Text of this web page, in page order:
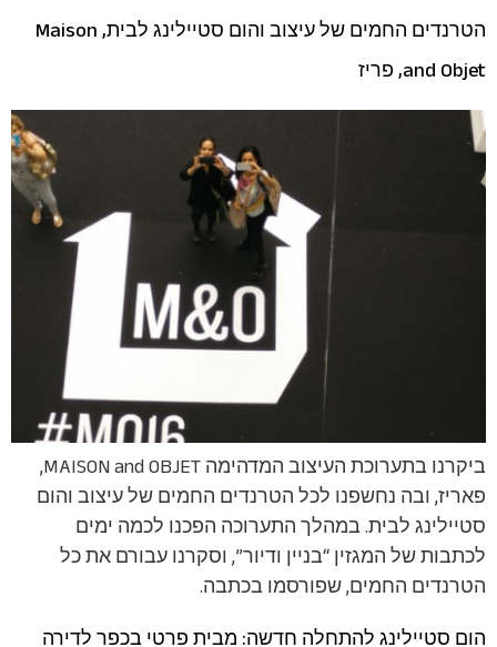
הטרנדים החמים של עיצוב והום סטיילינג לבית, Maison
and Objet, פריז
ביקרנו בתערוכת העיצוב המדהימה MAISON and OBJET,
פאריז, ובה נחשפנו לכל הטרנדים החמים של עיצוב והום
סטיילינג לבית. במהלך התערוכה הפכנו לכמה ימים
לכתבות של המגזין “בניין ודיור”, וסקרנו עבורם את כל
הטרנדים החמים, שפורסמו בכתבה.